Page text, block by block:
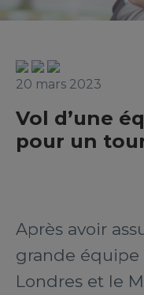
20 mars 2023
Vol d’une
pour un
Après avoir
grande équipe
Londres et le